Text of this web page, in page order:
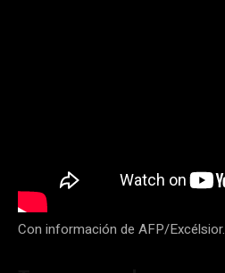
Con información de AFP/Excélsior.